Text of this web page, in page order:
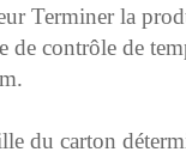
Terminer la
de contrôle de
du carton